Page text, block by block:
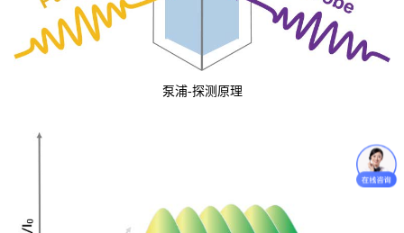
泵浦-探测原理